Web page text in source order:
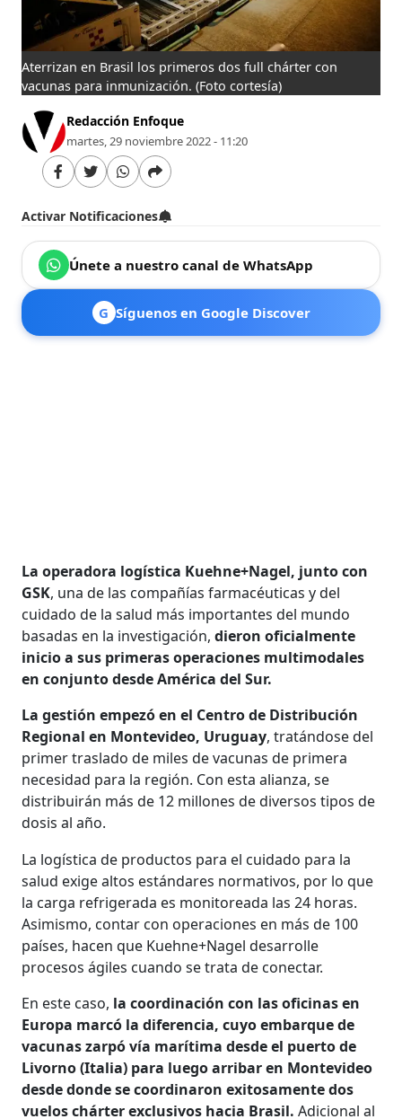
Aterrizan en Brasil los primeros dos full chárter con
vacunas para inmunización. (Foto cortesía)
Redacción Enfoque
martes, 29 noviembre 2022 - 11:20
Activar Notificaciones
Únete a nuestro canal de WhatsApp
G Síguenos en Google Discover
La operadora logística Kuehne+Nagel, junto con
GSK, una de las compañías farmacéuticas y del
cuidado de la salud más importantes del mundo
basadas en la investigación,dieron oficialmente
inicio a sus primeras operaciones multimodales
en conjunto desde América del Sur.
La gestión empezó en el Centro de Distribución
Regional en Montevideo, Uruguay, tratándose del
primer traslado de miles de vacunas de primera
necesidad para la región. Con esta alianza, se
distribuirán más de 12 millones de diversos tipos de
dosis al año.
La logística de productos para el cuidado para la
salud exige altos estándares normativos, por lo que
la carga refrigerada es monitoreada las 24 horas.
Asimismo, contar con operaciones en más de 100
países, hacen que Kuehne+Nagel desarrolle
procesos ágiles cuando se trata de conectar.
En este caso, la coordinación con las oficinas en
Europa marcó la diferencia, cuyo embarque de
vacunas zarpó vía marítima desde el puerto de
Livorno (Italia) para luego arribar en Montevideo
desde donde se coordinaron exitosamente dos
vuelos chárter exclusivos hacia Brasil.Adicional al